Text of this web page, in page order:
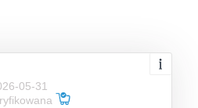
05-31